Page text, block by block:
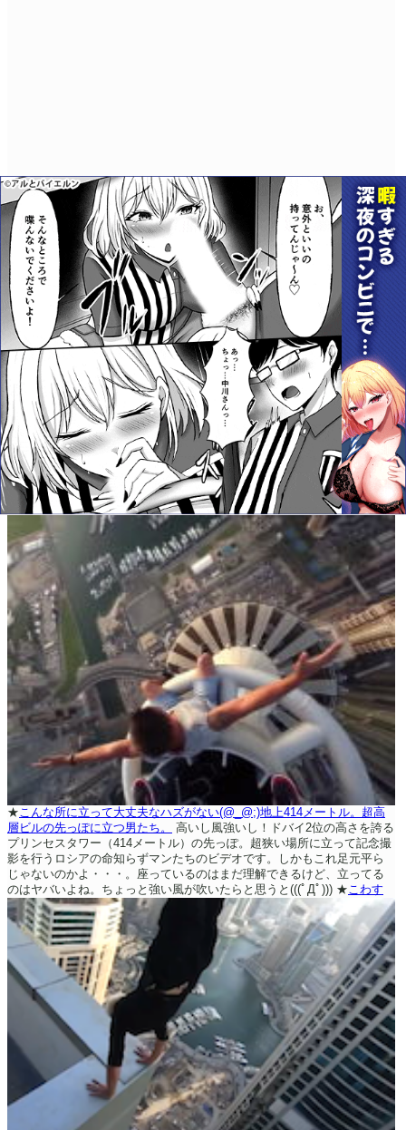
★こんな所に立って大丈夫なハズがない(@_@;)地上414メートル。超高
層ビルの先っぽに立つ男たち。
高いし風強いし！ドバイ2位の高さを誇る
プリンセスタワー（414メートル）の先っぽ。超狭い場所に立って記念撮
影を行うロシアの命知らずマンたちのビデオです。しかもこれ足元平ら
じゃないのかよ・・・。座っているのはまだ理解できるけど、立ってる
のはヤバいよね。ちょっと強い風が吹いたらと思うと(((ﾟДﾟ))) ★こわす